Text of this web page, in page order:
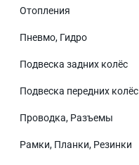
Отопления
Пневмо, Гидро
Подвеска задних колёс
Подвеска передних колёс
Проводка, Разъемы
Рамки, Планки, Резинки